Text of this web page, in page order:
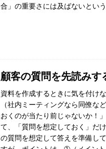
合」の重要さには及ばないとい
顧客の質問を先読み
資料を作成するときに気を付け
（社内ミーティングなら同僚
おくのが当たり前じゃないか！
て、「質問を想定しておく」だ
の質問を想定して答えを準備し